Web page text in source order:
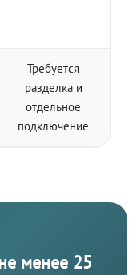
Требуется
разделка и
отдельное
подключение
менее 25